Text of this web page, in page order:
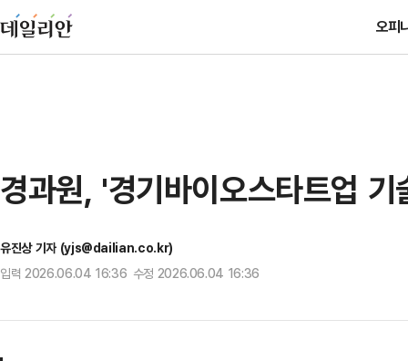
오피
경과원, '경기바이오스타트업
유진상 기자 (yjs@dailian.co.kr)
입력 2026.06.04 16:36 수정 2026.06.04 16:36